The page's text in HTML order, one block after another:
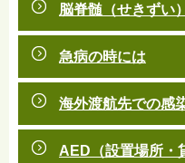
脳脊髄（せきずい
急病の時には
海外渡航先での感
AED（設置場所・